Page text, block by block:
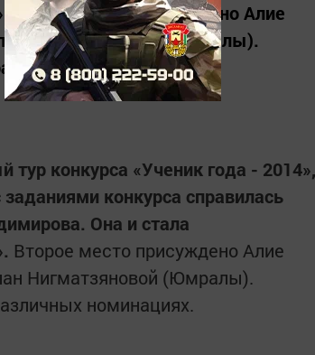
Второе место присуждено Алие
Нигматзяновой (Юмралы).
номинациях.
конкурса «Ученик года - 2014»,
конкурса справилась
Она и стала
Второе место присуждено Алие
Нигматзяновой (Юмралы).
номинациях.